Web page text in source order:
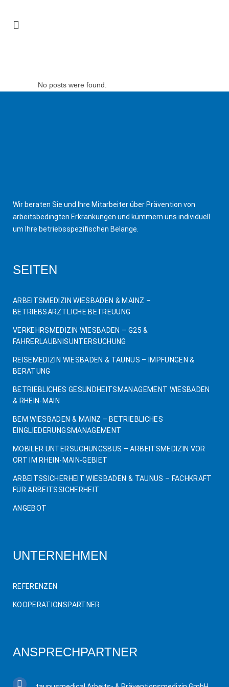
No posts were found.
Wir beraten Sie und Ihre Mitarbeiter über Prävention von
arbeitsbedingten Erkrankungen und kümmern uns individuell
um Ihre betriebsspezifischen Belange.
SEITEN
ARBEITSMEDIZIN WIESBADEN & MAINZ –
BETRIEBSÄRZTLICHE BETREUUNG
VERKEHRSMEDIZIN WIESBADEN – G25 &
FAHRERLAUBNISUNTERSUCHUNG
REISEMEDIZIN WIESBADEN & TAUNUS – IMPFUNGEN &
BERATUNG
BETRIEBLICHES GESUNDHEITSMANAGEMENT WIESBADEN
& RHEIN-MAIN
BEM WIESBADEN & MAINZ – BETRIEBLICHES
EINGLIEDERUNGSMANAGEMENT
MOBILER UNTERSUCHUNGSBUS – ARBEITSMEDIZIN VOR
ORT IM RHEIN-MAIN-GEBIET
ARBEITSSICHERHEIT WIESBADEN & TAUNUS – FACHKRAFT
FÜR ARBEITSSICHERHEIT
ANGEBOT
UNTERNEHMEN
REFERENZEN
KOOPERATIONSPARTNER
ANSPRECHPARTNER